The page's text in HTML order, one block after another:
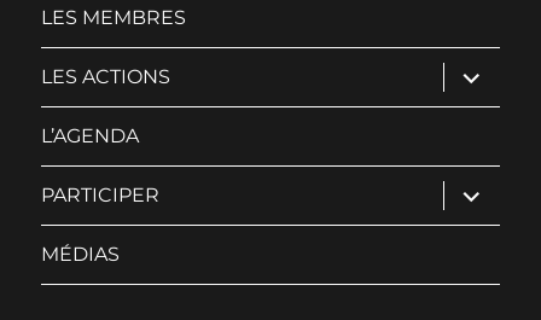
LES MEMBRES
LES ACTIONS ouvrir
le
sous-
L’AGENDA
PARTICIPER ouvrir
le
sous-
MÉDIAS